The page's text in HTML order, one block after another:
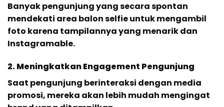
Banyak pengunjung yang secara spontan
mendekati area balon selfie untuk mengambil
foto karena tampilannya yang menarik dan
Instagramable.
2. Meningkatkan Engagement Pengunjung
Saat pengunjung berinteraksi dengan media
promosi, mereka akan lebih mudah mengingat